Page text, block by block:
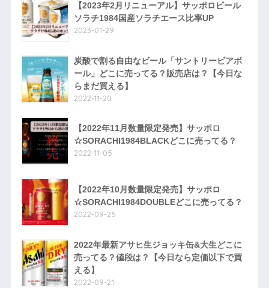
【2023年2月リニューアル】サッポロビール
ソラチ1984国産ソラチエース比率UP
2023-01-29
炭酸で割る自由なビール「サントリービアボ
ール」どこに売ってる？販売店は？【今日な
らまだ買える】
2022-11-20
【2022年11月数量限定発売】サッポロ
☆SORACHI1984BLACKどこに売ってる？
2022-11-05
【2022年10月数量限定発売】サッポロ
☆SORACHI1984DOUBLEどこに売ってる？
2022-09-25
2022年最新アサヒ生ジョッキ缶&大生どこに
売ってる？値段は？【今日なら定価以下で買
える】
2022-09-21